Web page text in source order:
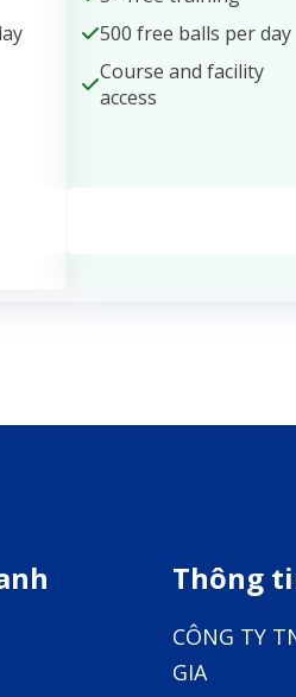
500 free balls per day
Course and facility
access
Thông
CÔNG TY
GIA